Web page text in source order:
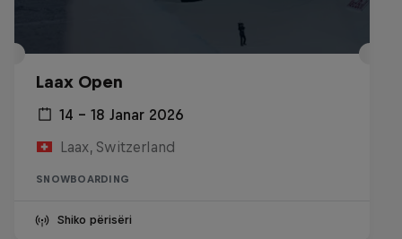
Laax Open
14 – 18 Janar 2026
Laax, Switzerland
SNOWBOARDING
Shiko përisëri